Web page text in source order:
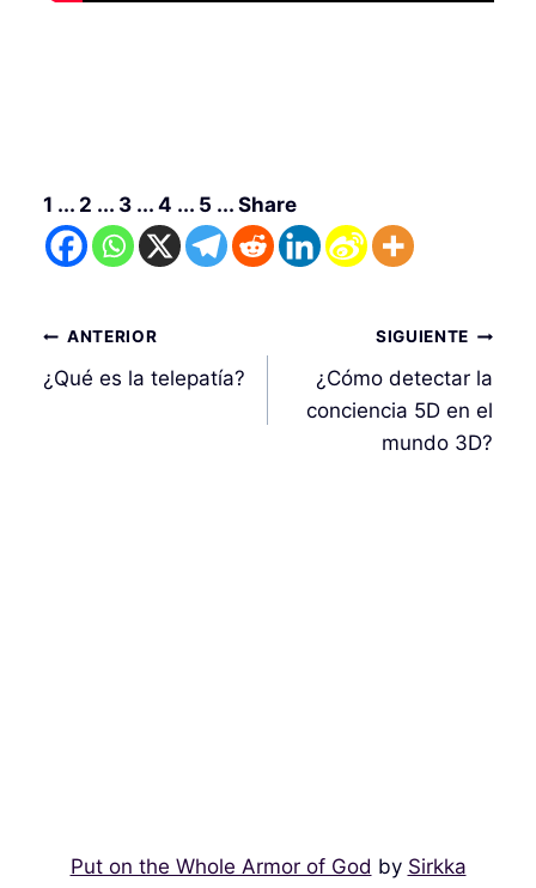
1 ... 2 ... 3 ... 4 ... 5 ... Share
Navegación
de
ANTERIOR
¿Qué es la telepatía?
SIGUIENTE
¿Cómo detectar la
conciencia 5D en el
mundo 3D?
Put on the Whole Armor of God by Sirkka